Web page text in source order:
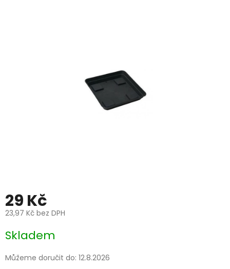
29 Kč
23,97 Kč bez DPH
cena:
Skladem
Můžeme doručit do: 12.8.2026